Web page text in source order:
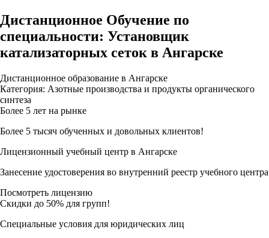
Дистанционное Обучение по
специальности: Установщик
катализаторных сеток в Ангарске
Дистанционное образование в Ангарске
Категория: Азотные производства и продукты органического
синтеза
Более 5 лет на рынке
Более 5 тысяч обученных и довольных клиентов!
Лицензионный учебный центр в Ангарске
Занесение удостоверения во внутренний реестр учебного центра
Посмотреть лицензию
Скидки до 50% для групп!
Специальные условия для юридических лиц